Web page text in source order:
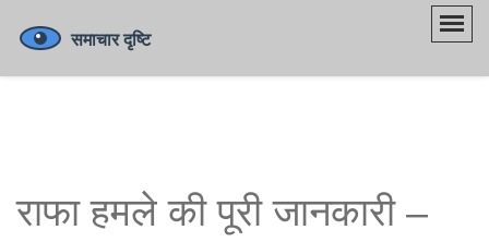
राफा हमले की पूरी जानकारी –